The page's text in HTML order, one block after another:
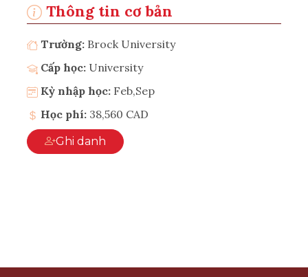
Thông tin cơ bản
Trường: Brock University
Cấp học: University
Kỳ nhập học: Feb,Sep
Học phí: 38,560 CAD
Ghi danh